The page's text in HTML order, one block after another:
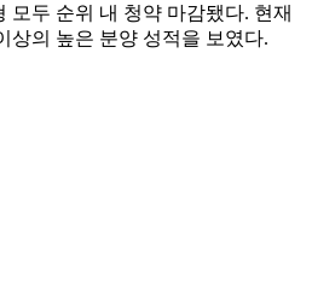
모두 순위 내 청약 마감됐다. 현재
상의 높은 분양 성적을 보였다.